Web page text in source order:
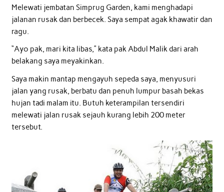
Melewati jembatan Simprug Garden, kami menghadapi
jalanan rusak dan berbecek. Saya sempat agak khawatir dan
ragu.
“Ayo pak, mari kita libas,” kata pak Abdul Malik dari arah
belakang saya meyakinkan.
Saya makin mantap mengayuh sepeda saya, menyusuri
jalan yang rusak, berbatu dan penuh lumpur basah bekas
hujan tadi malam itu. Butuh keterampilan tersendiri
melewati jalan rusak sejauh kurang lebih 200 meter
tersebut.